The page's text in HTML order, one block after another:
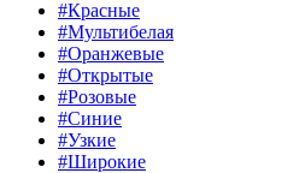
#Красные
#Мультибелая
#Оранжевые
#Открытые
#Розовые
#Синие
#Узкие
#Широкие